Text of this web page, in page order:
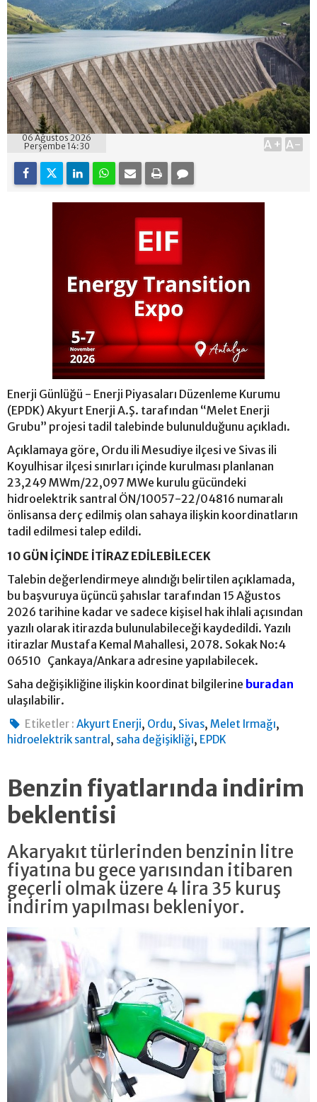
06 Ağustos 2026
Perşembe 14:30
A+ A-
Enerji Günlüğü - Enerji Piyasaları Düzenleme Kurumu
(EPDK) Akyurt Enerji A.Ş. tarafından “Melet Enerji
Grubu” projesi tadil talebinde bulunulduğunu açıkladı.
Açıklamaya göre, Ordu ili Mesudiye ilçesi ve Sivas ili
Koyulhisar ilçesi sınırları içinde kurulması planlanan
23,249 MWm/22,097 MWe kurulu gücündeki
hidroelektrik santral ÖN/10057-22/04816 numaralı
önlisansa derç edilmiş olan sahaya ilişkin koordinatların
tadil edilmesi talep edildi.
10 GÜN İÇİNDE İTİRAZ EDİLEBİLECEK
Talebin değerlendirmeye alındığı belirtilen açıklamada,
bu başvuruya üçüncü şahıslar tarafından 15 Ağustos
2026 tarihine kadar ve sadece kişisel hak ihlali açısından
yazılı olarak itirazda bulunulabileceği kaydedildi. Yazılı
itirazlar Mustafa Kemal Mahallesi, 2078. Sokak No:4
06510 Çankaya/Ankara adresine yapılabilecek.
Saha değişikliğine ilişkin koordinat bilgilerine buradan
ulaşılabilir.
Etiketler : Akyurt Enerji, Ordu, Sivas,Melet Irmağı,
hidroelektrik santral , saha değişikliği, EPDK
Benzin fiyatlarında indirim
beklentisi
Akaryakıt türlerinden benzinin litre
fiyatına bu gece yarısından itibaren
geçerli olmak üzere 4 lira 35 kuruş
indirim yapılması bekleniyor.